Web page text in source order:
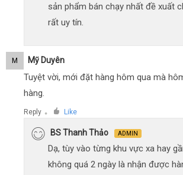
sản phẩm bán chạy nhất đề xuất
rất uy tín.
M Mỹ Duyên
Tuyệt vời, mới đặt hàng hôm qua mà
hàng.
Reply ● Like
BS Thanh Thảo ADMIN
Dạ, tùy vào từng khu vực xa hay
không quá 2 ngày là nhận được